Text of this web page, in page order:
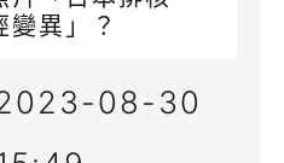
異」？
08-30